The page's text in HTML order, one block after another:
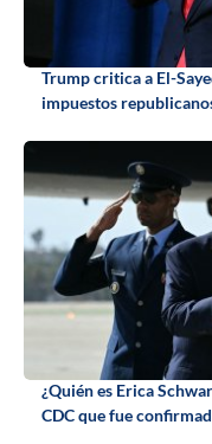
Trump critica a El-
impuestos
¿Quién es Erica
CDC que fue